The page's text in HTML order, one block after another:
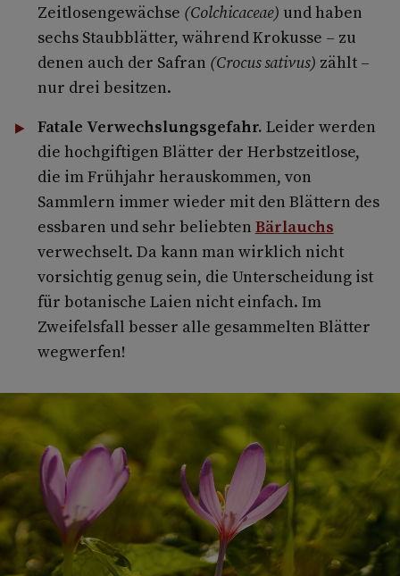
Zeitlosengewächse (Colchicaceae) und haben
sechs Staubblätter, während Krokusse – zu
denen auch der Safran (Crocus sativus) zählt –
nur drei besitzen.
Fatale Verwechslungsgefahr. Leider werden
die hochgiftigen Blätter der Herbstzeitlose,
die im Frühjahr herauskommen, von
Sammlern immer wieder mit den Blättern des
essbaren und sehr beliebten Bärlauchs
verwechselt. Da kann man wirklich nicht
vorsichtig genug sein, die Unterscheidung ist
für botanische Laien nicht einfach. Im
Zweifelsfall besser alle gesammelten Blätter
wegwerfen!